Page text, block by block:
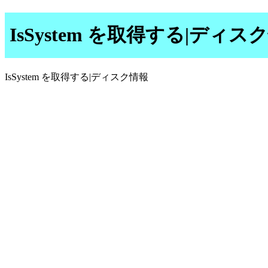
IsSystem を取得する|ディス
IsSystem を取得する|ディスク情報